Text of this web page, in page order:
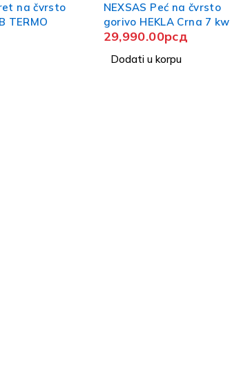
na čvrsto
TERMO
NEXSAS Peć na čvrsto
gorivo HEKLA Crna 7 kw
29,990.00рсд
Dodati u korpu